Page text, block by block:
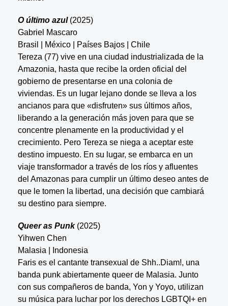
O último azul(2025)
Gabriel Mascaro
Brasil | México | Países Bajos | Chile
Tereza (77) vive en una ciudad industrializada de la
Amazonia, hasta que recibe la orden oficial del
gobierno de presentarse en una colonia de
viviendas. Es un lugar lejano donde se lleva a los
ancianos para que «disfruten» sus últimos años,
liberando a la generación más joven para que se
concentre plenamente en la productividad y el
crecimiento. Pero Tereza se niega a aceptar este
destino impuesto. En su lugar, se embarca en un
viaje transformador a través de los ríos y afluentes
del Amazonas para cumplir un último deseo antes de
que le tomen la libertad, una decisión que cambiará
su destino para siempre.
Queer as Punk(2025)
Yihwen Chen
Malasia | Indonesia
Faris es el cantante transexual de Shh..Diam!, una
banda punk abiertamente queer de Malasia. Junto
con sus compañeros de banda, Yon y Yoyo, utilizan
su música para luchar por los derechos LGBTQI+ en